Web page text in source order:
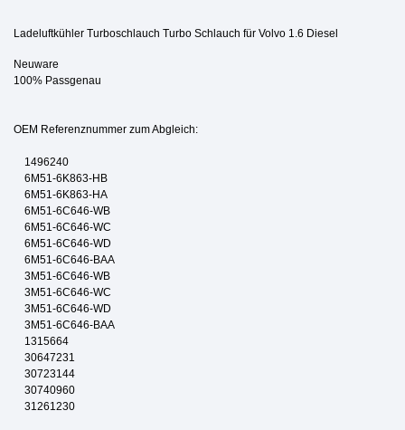
Ladeluftkühler Turboschlauch Turbo Schlauch für Volvo 1.6 Diesel
Neuware
100% Passgenau
OEM Referenznummer zum Abgleich:
1496240
6M51-6K863-HB
6M51-6K863-HA
6M51-6C646-WB
6M51-6C646-WC
6M51-6C646-WD
6M51-6C646-BAA
3M51-6C646-WB
3M51-6C646-WC
3M51-6C646-WD
3M51-6C646-BAA
1315664
30647231
30723144
30740960
31261230